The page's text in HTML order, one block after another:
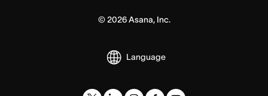
© 2026Asana, Inc.
Language